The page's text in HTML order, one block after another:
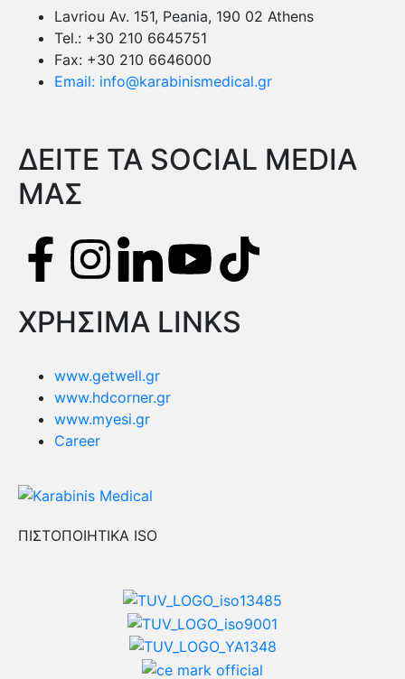
Lavriou Av. 151, Peania, 190 02 Athens
Tel.: +30 210 6645751
Fax: +30 210 6646000
Email: info@karabinismedical.gr
ΔEITE TA SOCIAL MEDIA
ΜΑΣ
ΧΡΗΣΙΜΑ LINKS
www.getwell.gr
www.hdcorner.gr
www.myesi.gr
Career
ΠΙΣΤΟΠΟΙΗΤΙΚΑ ISO